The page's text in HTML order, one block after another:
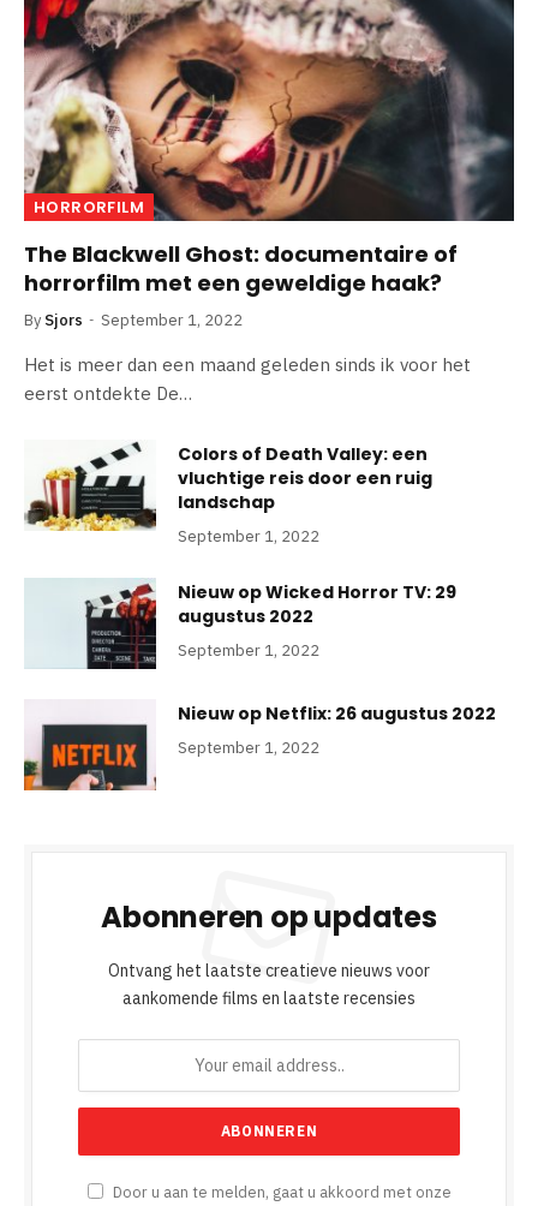
HORRORFILM
The Blackwell Ghost: documentaire of
horrorfilm met een geweldige haak?
By Sjors September 1, 2022
Het is meer dan een maand geleden sinds ik voor het
eerst ontdekte De…
Colors of Death Valley: een
vluchtige reis door een ruig
landschap
September 1, 2022
Nieuw op Wicked Horror TV: 29
augustus 2022
September 1, 2022
Nieuw op Netflix: 26 augustus 2022
September 1, 2022
Abonneren op updates
Ontvang het laatste creatieve nieuws voor
aankomende films en laatste recensies
Door u aan te melden, gaat u akkoord met onze